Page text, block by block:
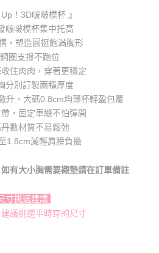
該用戶之使用額度並採取法律行動。
Up！3D啵啵模杯 』
啵啵模杯集中托高
，塑造圓挺飽滿胸形
圈支撐不跑位
住肉肉，穿著更穩定
分別訂製兩種厚度
升，大碼0.8cm均薄杯輕盈包覆
，固定車縫不怕彈開
數材質不易鬆弛
1.8cm減輕肩膀負擔
有大小胸需要襯墊請在訂單備註
寸挑選建議
議挑選平時穿的尺寸